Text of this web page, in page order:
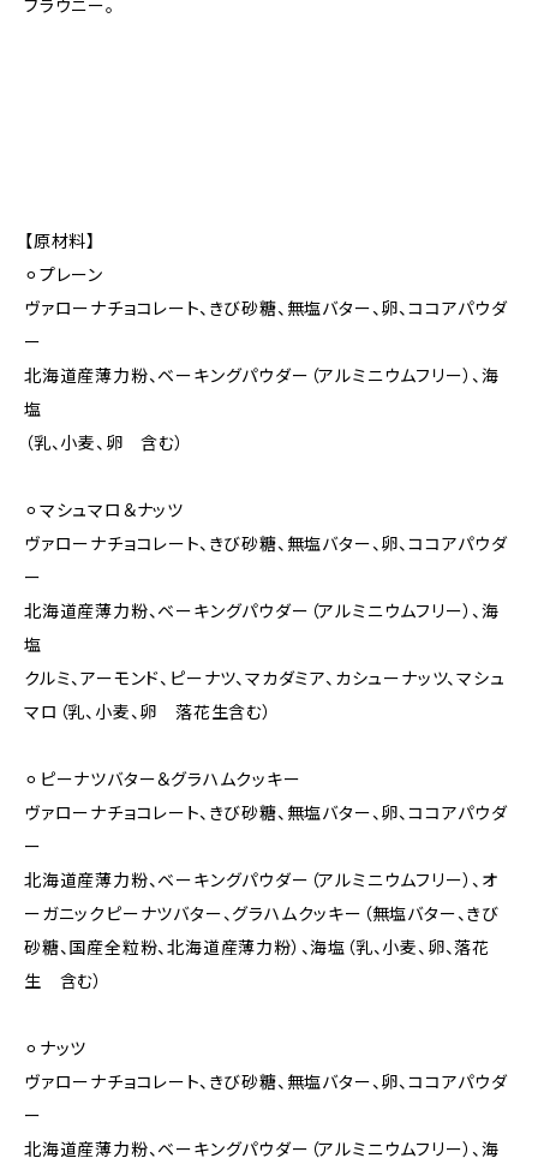
ブラウニー。
【原材料】
⚪︎プレーン
ヴァローナチョコレート、きび砂糖、無塩バター、卵、ココアパウダ
ー
北海道産薄力粉、ベーキングパウダー（アルミニウムフリー）、海
塩
（乳、小麦、卵 含む）
⚪︎マシュマロ＆ナッツ
ヴァローナチョコレート、きび砂糖、無塩バター、卵、ココアパウダ
ー
北海道産薄力粉、ベーキングパウダー（アルミニウムフリー）、海
塩
クルミ、アーモンド、ピーナツ、マカダミア、カシューナッツ、マシュ
マロ（乳、小麦、卵 落花生含む）
⚪︎ピーナツバター＆グラハムクッキー
ヴァローナチョコレート、きび砂糖、無塩バター、卵、ココアパウダ
ー
北海道産薄力粉、ベーキングパウダー（アルミニウムフリー）、オ
ーガニックピーナツバター、グラハムクッキー（無塩バター、きび
砂糖、国産全粒粉、北海道産薄力粉）、海塩（乳、小麦、卵、落花
生 含む）
⚪︎ナッツ
ヴァローナチョコレート、きび砂糖、無塩バター、卵、ココアパウダ
ー
北海道産薄力粉、ベーキングパウダー（アルミニウムフリー）、海